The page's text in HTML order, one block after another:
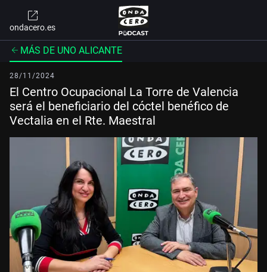
ondacero.es
MÁS DE UNO ALICANTE
28/11/2024
El Centro Ocupacional La Torre de Valencia
será el beneficiario del cóctel benéfico de
Vectalia en el Rte. Maestral